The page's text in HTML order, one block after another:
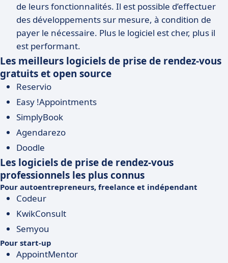
de leurs fonctionnalités. Il est possible d’effectuer
des développements sur mesure, à condition de
payer le nécessaire. Plus le logiciel est cher, plus il
est performant.
Les meilleurs logiciels de prise de rendez-vous
gratuits et open source
Reservio
Easy !Appointments
SimplyBook
Agendarezo
Doodle
Les logiciels de prise de rendez-vous
professionnels les plus connus
Pour autoentrepreneurs, freelance et indépendant
Codeur
KwikConsult
Semyou
Pour start-up
AppointMentor